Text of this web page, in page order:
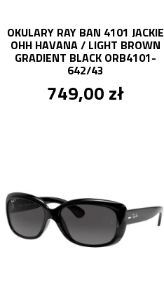
OKULARY RAY BAN 4101 JACKIE
OHH HAVANA / LIGHT BROWN
GRADIENT BLACK ORB4101-
642/43
749,00 zł